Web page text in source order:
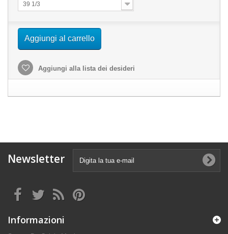
39 1/3
Aggiungi al carrello
Aggiungi alla lista dei desideri
Newsletter
Informazioni